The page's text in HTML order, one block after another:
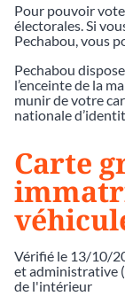
Pour pouvoir
électorales. Si
Pechabou, vous
Pechabou
l’enceinte de la
munir de votre
nationale
Carte
Vérifié le 13/10/
et administrative
de l'intérieur